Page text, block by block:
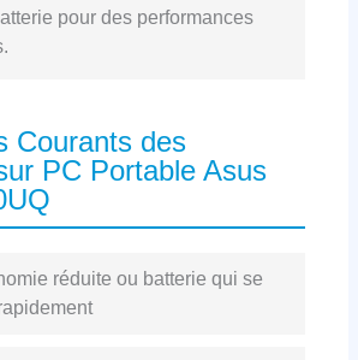
pour des performances
Courants des
PC Portable Asus
réduite ou batterie qui se